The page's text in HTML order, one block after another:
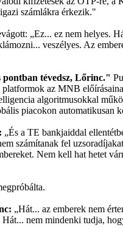
számlákra érkezik."
„Ez... ez nem helyes.
veszélyes. Az
pontban tévedsz, Lőrinc."
az MNB
algoritmusokkal
piacokon automatikusan
„És a TE bankjaiddal
számítanak fel
Nem kell hat hetet
„Hát... az emberek nem
nem mindenki tudja,